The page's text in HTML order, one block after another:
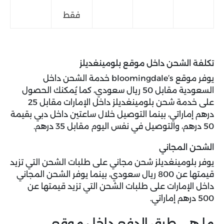
فقط
تكلفة الشحن داخل موقع بلومينغديلز
يوفر موقع bloomingdale’s خدمة الشحن داخل
السعودية مقابل 50 ريال سعودي، كما يُمكنك الحصول
على خدمة شحن بلومينغديلز داخل الإمارات مقابل 25
درهم إماراتي، بينما التوصيل خلال ساعتين داخل دبي بقيمة
50 درهم، والتوصيل في نفس اليوم مقابل 35 درهم.
الشحن المجاني
يوفر بلومينغديلز شحن مجاني على طلبات الشحن التي تزيد
قيمتها عن 800 ريال سعودي، بينما يوفر الشحن المجاني
داخل الإمارات على طلبات الشحن التي تزيد قيمتها عن
500 درهم إماراتي.